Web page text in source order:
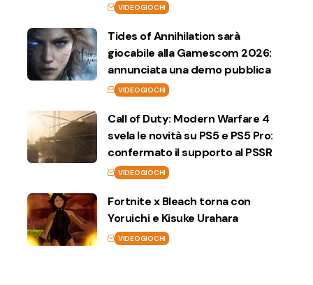
VIDEOGIOCHI
Tides of Annihilation sarà
giocabile alla Gamescom 2026:
annunciata una demo pubblica
VIDEOGIOCHI
Call of Duty: Modern Warfare 4
svela le novità su PS5 e PS5 Pro:
confermato il supporto al PSSR
VIDEOGIOCHI
Fortnite x Bleach torna con
Yoruichi e Kisuke Urahara
VIDEOGIOCHI